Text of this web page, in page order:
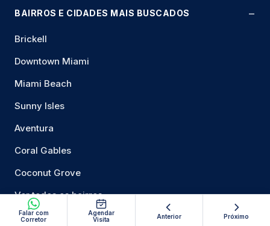
Falar com
Corretor
Agendar
Visita
Anterior Próximo
BAIRROS E CIDADES MAIS BUSCADOS
Brickell
Downtown Miami
Miami Beach
Sunny Isles
Aventura
Coral Gables
Coconut Grove
Ver todos os bairros